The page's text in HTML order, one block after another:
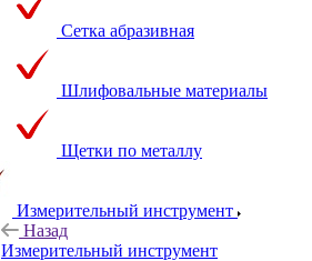
Сетка абразивная
Шлифовальные материалы
Щетки по металлу
Измерительный инструмент
Назад
Измерительный инструмент